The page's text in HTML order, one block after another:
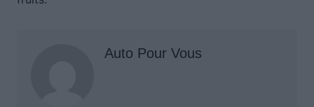
Auto Pour Vous